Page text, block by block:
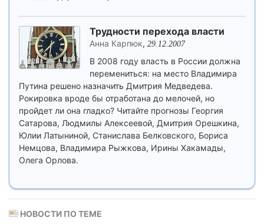
Трудности перехода власти
Анна Карпюк, 29.12.2007
В 2008 году власть в России должна
перемениться: на место Владимира
Путина решено назначить Дмитрия Медведева.
Рокировка вроде бы отработана до мелочей, но
пройдет ли она гладко? Читайте прогнозы Георгия
Сатарова, Людмилы Алексеевой, Дмитрия Орешкина,
Юлии Латыниной, Станислава Белковского, Бориса
Немцова, Владимира Рыжкова, Ирины Хакамады,
Олега Орлова.
НОВОСТИ ПО ТЕМЕ